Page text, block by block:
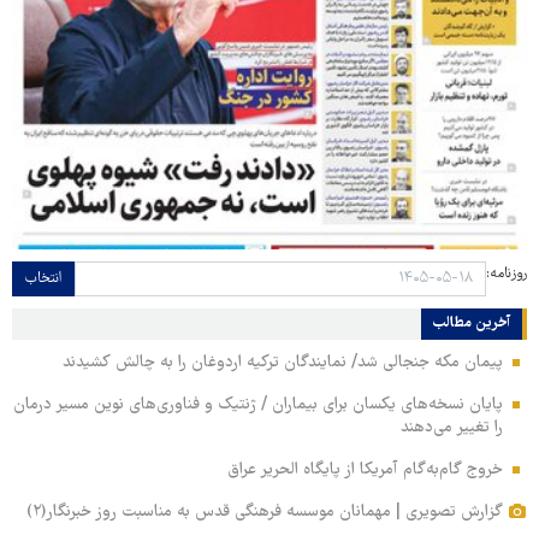
روزنامه: انتخاب
آخرین مطالب
پیمان مکه جنجالی شد/ نمایندگان ترکیه اردوغان را به چالش کشیدند
پایان نسخه‌های یکسان برای بیماران / ژنتیک و فناوری‌های نوین مسیر درمان
را تغییر می‌دهند
خروج گام‌به‌گام آمریکا از پایگاه الحریر عراق
گزارش تصویری | مهمانان موسسه فرهنگی قدس به مناسبت روز خبرنگار(۲)